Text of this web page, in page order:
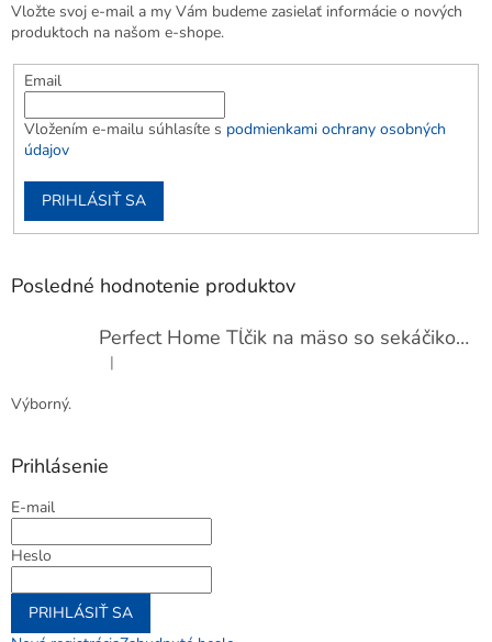
Vložte svoj e-mail a my Vám budeme zasielať informácie o nových
produktoch na našom e-shope.
Email
Vložením e-mailu súhlasíte s podmienkami ochrany osobných
údajov
PRIHLÁSIŤ SA
Posledné hodnotenie produktov
Perfect Home Tĺčik na mäso so sekáčikom, 56893
Hodnotenie produktu je 5 z 5 hviezdičiek.
|
Výborný.
Prihlásenie
E-mail
Heslo
PRIHLÁSIŤ SA